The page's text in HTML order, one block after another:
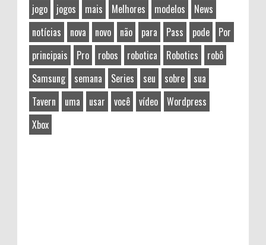
jogo
jogos mais Melhores modelos
News
notícias
nova novo não para Pass pode
Por
principais
Pro robos robotica Robotics
robô
Samsung
semana Series seu sobre
sua
Tavern
uma usar você vídeo
Wordpress
Xbox